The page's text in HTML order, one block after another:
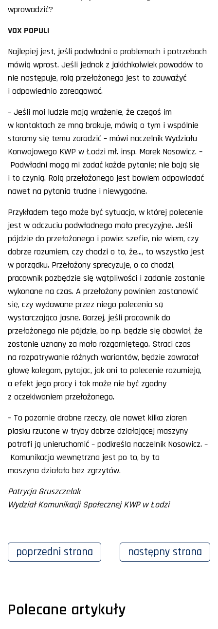
wprowadzić?
VOX POPULI
Najlepiej jest, jeśli podwładni o problemach i potrzebach
mówią wprost. Jeśli jednak z jakichkolwiek powodów to
nie następuje, rolą przełożonego jest to zauważyć
i odpowiednio zareagować.
– Jeśli moi ludzie mają wrażenie, że czegoś im
w kontaktach ze mną brakuje, mówią o tym i wspólnie
staramy się temu zaradzić – mówi naczelnik Wydziału
Konwojowego KWP w Łodzi mł. insp. Marek Nosowicz. –
Podwładni mogą mi zadać każde pytanie; nie boją się
i to czynią. Rolą przełożonego jest bowiem odpowiadać
nawet na pytania trudne i niewygodne.
Przykładem tego może być sytuacja, w której polecenie
jest w odczuciu podwładnego mało precyzyjne. Jeśli
pójdzie do przełożonego i powie: szefie, nie wiem, czy
dobrze rozumiem, czy chodzi o to, że..., to wszystko jest
w porządku. Przełożony sprecyzuje, o co chodzi,
pracownik pozbędzie się wątpliwości i zadanie zostanie
wykonane na czas. A przełożony powinien zastanowić
się, czy wydawane przez niego polecenia są
wystarczająco jasne. Gorzej, jeśli pracownik do
przełożonego nie pójdzie, bo np. będzie się obawiał, że
zostanie uznany za mało rozgarniętego. Straci czas
na rozpatrywanie różnych wariantów, będzie zawracał
głowę kolegom, pytając, jak oni to polecenie rozumieją,
a efekt jego pracy i tak może nie być zgodny
z oczekiwaniem przełożonego.
– To pozornie drobne rzeczy, ale nawet kilka ziaren
piasku rzucone w tryby dobrze działającej maszyny
potrafi ją unieruchomić – podkreśla naczelnik Nosowicz. –
Komunikacja wewnętrzna jest po to, by ta
maszyna działała bez zgrzytów.
Patrycja Gruszczelak
Wydział Komunikacji Społecznej KWP w Łodzi
poprzedni strona następny strona
Polecane artykuły